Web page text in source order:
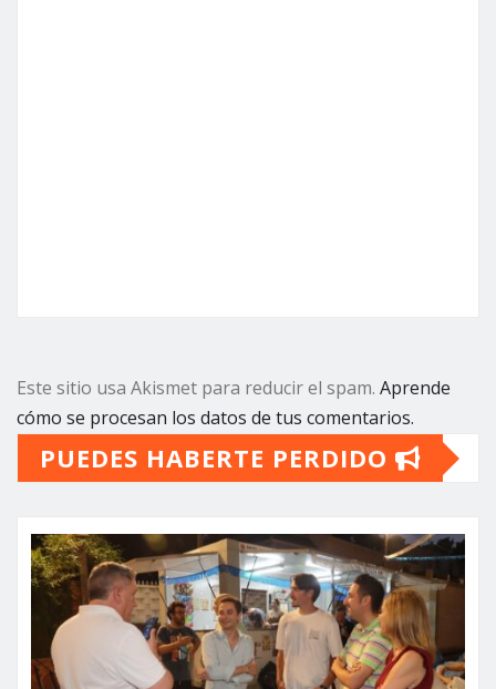
Este sitio usa Akismet para reducir el spam. Aprende
cómo se procesan los datos de tus comentarios.
PUEDES HABERTE PERDIDO